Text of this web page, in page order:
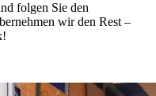
folgen Sie den
wir den Rest –